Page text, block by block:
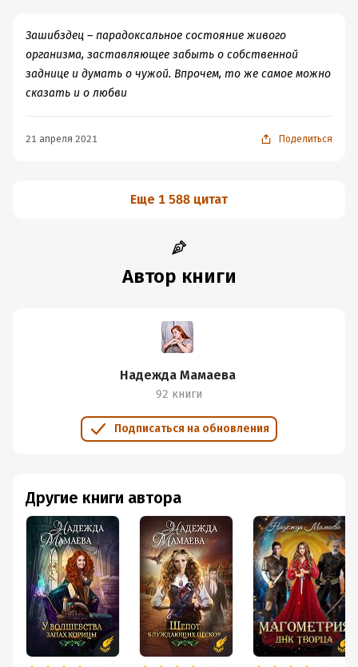
Зашибздец – парадоксальное состояние живого
организма, заставляющее забыть о собственной
заднице и думать о чужой. Впрочем, то же самое можно
сказать и о любви
21 апреля 2021 Поделиться
Еще 1 588 цитат
Автор книги
Надежда Мамаева
92 книги
Подписаться на обновления
Другие книги автора